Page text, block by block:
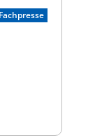
Fachpresse